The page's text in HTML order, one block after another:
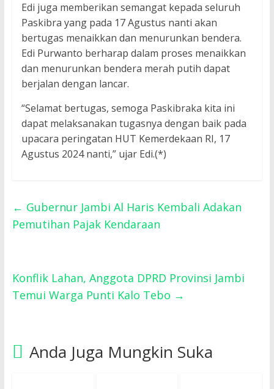
Edi juga memberikan semangat kepada seluruh
Paskibra yang pada 17 Agustus nanti akan
bertugas menaikkan dan menurunkan bendera.
Edi Purwanto berharap dalam proses menaikkan
dan menurunkan bendera merah putih dapat
berjalan dengan lancar.
“Selamat bertugas, semoga Paskibraka kita ini
dapat melaksanakan tugasnya dengan baik pada
upacara peringatan HUT Kemerdekaan RI, 17
Agustus 2024 nanti,” ujar Edi.(*)
← Gubernur Jambi Al Haris Kembali Adakan
Pemutihan Pajak Kendaraan
Konflik Lahan, Anggota DPRD Provinsi Jambi
Temui Warga Punti Kalo Tebo →
Anda Juga Mungkin Suka